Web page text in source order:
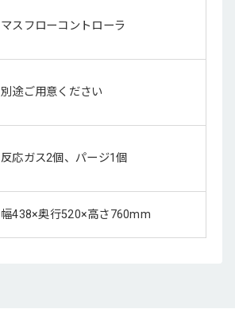
マスフローコントローラ
別途ご用意ください
反応ガス2個、パージ1個
幅438×奥行520×高さ760mm